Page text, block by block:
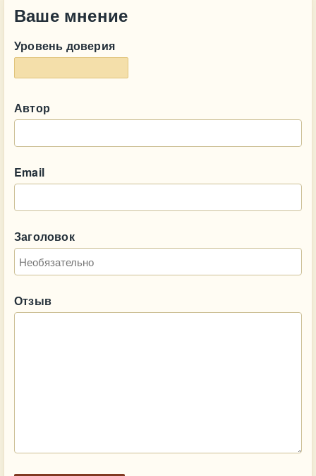
Ваше мнение
Уровень доверия
Автор
Email
Заголовок
Отзыв